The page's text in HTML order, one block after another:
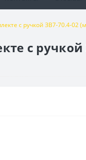
с ручкой ЗВ7-70.4-02
с ручкой